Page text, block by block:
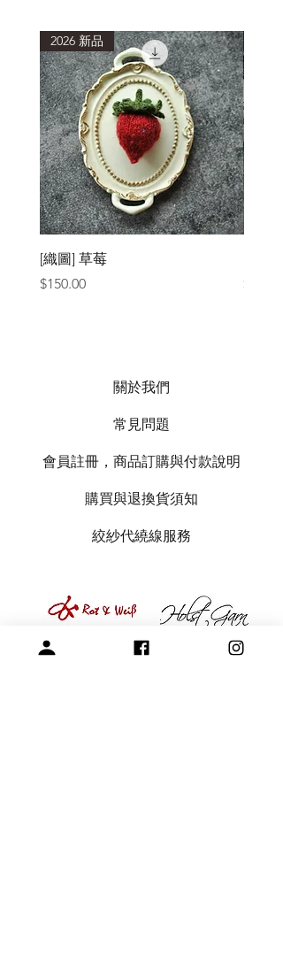
2026 新品
[織圖] 草莓
價格
$150.00
價格
關於我們
常見問題
會員註冊，商品訂購與付款說明
購買與退換貨須知
絞紗代繞線服務